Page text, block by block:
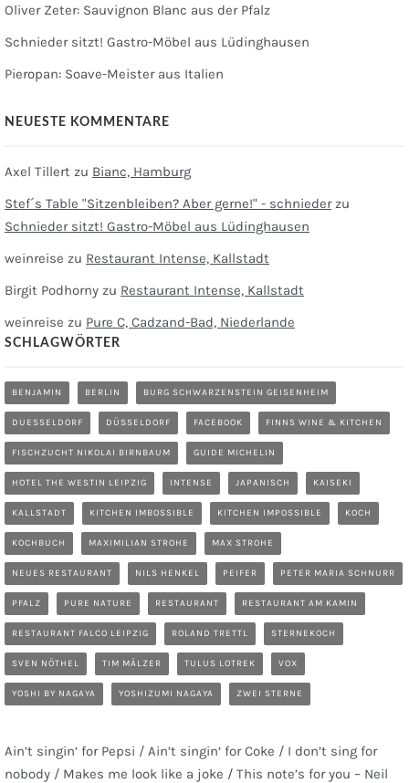
Oliver Zeter: Sauvignon Blanc aus der Pfalz
Schnieder sitzt! Gastro-Möbel aus Lüdinghausen
Pieropan: Soave-Meister aus Italien
NEUESTE KOMMENTARE
Axel Tillert zu Bianc, Hamburg
Stef´s Table "Sitzenbleiben? Aber gerne!" - schniederzu
Schnieder sitzt! Gastro-Möbel aus Lüdinghausen
weinreise zu Restaurant Intense, Kallstadt
Birgit Podhorny zu Restaurant Intense, Kallstadt
weinreise zu Pure C, Cadzand-Bad, Niederlande
SCHLAGWÖRTER
BENJAMIN BERLIN BURG SCHWARZENSTEIN GEISENHEIM
DUESSELDORF DÜSSELDORF FACEBOOK FINNS WINE & KITCHEN
FISCHZUCHT NIKOLAI BIRNBAUM GUIDE MICHELIN
HOTEL THE WESTIN LEIPZIG INTENSE JAPANISCH KAISEKI
KALLSTADT KITCHEN IMBOSSIBLE KITCHEN IMPOSSIBLE KOCH
KOCHBUCH MAXIMILIAN STROHE MAX STROHE
NEUES RESTAURANT NILS HENKEL PEIFER PETER MARIA SCHNURR
PFALZ PURE NATURE RESTAURANT RESTAURANT AM KAMIN
RESTAURANT FALCO LEIPZIG ROLAND TRETTL STERNEKOCH
SVEN NÖTHEL TIM MÄLZER TULUS LOTREK VOX
YOSHI BY NAGAYA YOSHIZUMI NAGAYA ZWEI STERNE
Ain’t singin‘ for Pepsi / Ain’t singin‘ for Coke / I don’t sing for
nobody / Makes me look like a joke / This note’s for you – Neil